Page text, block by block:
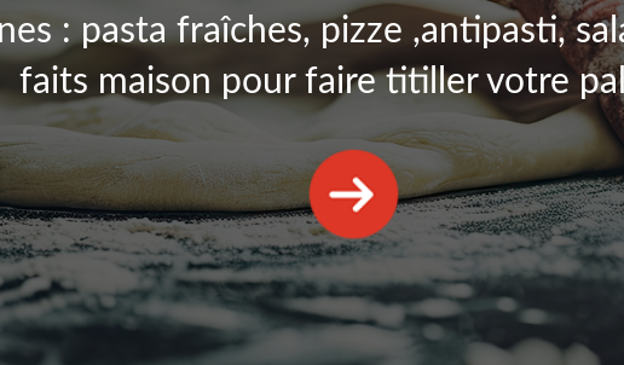
: pasta fraîches, pizze ,antipasti,
faits maison pour faire titiller votre